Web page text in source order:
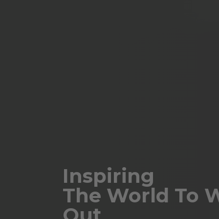
Inspiring
The World To